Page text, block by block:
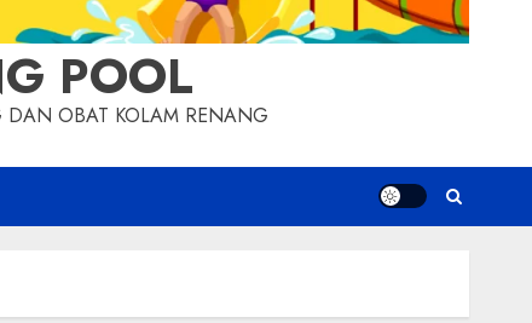
POOL
DAN OBAT KOLAM RENANG